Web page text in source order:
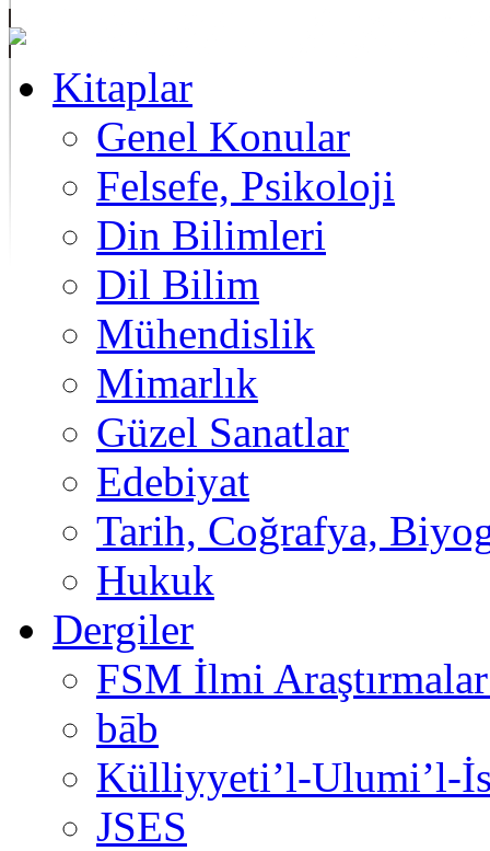
Kitaplar
Genel Konular
Felsefe, Psikoloji
Din Bilimleri
Dil Bilim
Mühendislik
Mimarlık
Güzel Sanatlar
Edebiyat
Tarih, Coğrafya,
Hukuk
Dergiler
FSM İlmi
bāb
Külliyyeti’l-Ulumi’l-
JSES